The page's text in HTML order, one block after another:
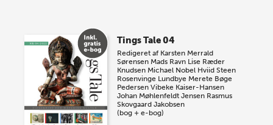
Tings Tale 04
Redigeret af Karsten Merrald
Sørensen Mads Ravn Lise Ræder
Knudsen Michael Nobel Hviid Steen
Rosenvinge Lundbye Merete Bøge
Pedersen Vibeke Kaiser-Hansen
Johan Møhlenfeldt Jensen Rasmus
Skovgaard Jakobsen
(bog + e-bog)